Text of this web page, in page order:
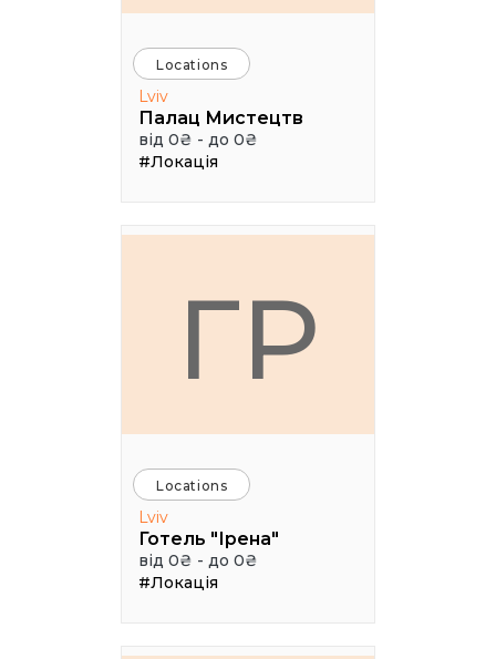
Locations
Lviv
Палац Мистецтв
від 0₴ - до 0₴
#Локація
ГР
Locations
Lviv
Готель "Ірена"
від 0₴ - до 0₴
#Локація